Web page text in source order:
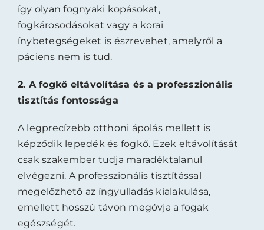
így olyan fognyaki kopásokat,
fogkárosodásokat vagy a korai
ínybetegségeket is észrevehet, amelyről a
páciens nem is tud.
2. A fogkő eltávolítása és a professzionális
tisztítás fontossága
A legprecízebb otthoni ápolás mellett is
képződik lepedék és fogkő. Ezek eltávolítását
csak szakember tudja maradéktalanul
elvégezni. A professzionális tisztítással
megelőzhető az íngyulladás kialakulása,
emellett hosszú távon megóvja a fogak
egészségét.